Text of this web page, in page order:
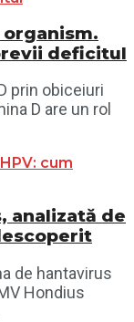
deficitul
prin obiceiuri
D are un rol
analizată de
de hantavirus
Hondius